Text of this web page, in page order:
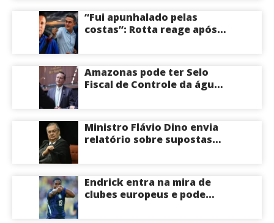
como nome competitivo
para a ALEAM
“Fui apunhalado pelas
costas”: Rotta reage após
o Senado pelo Amazonas;
veja
Amazonas pode ter Selo
Fiscal de Controle da água
Ministro Flávio Dino envia
relatório sobre supostas
Endrick entra na mira de
clubes europeus e pode